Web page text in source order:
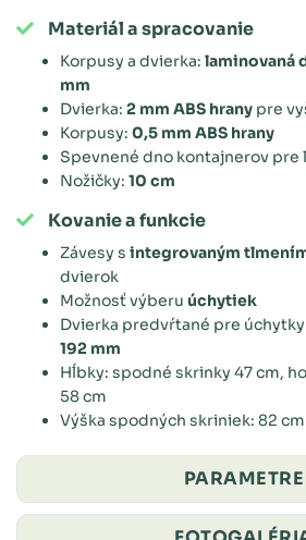
Materiál a spracovanie
Korpusy a dvierka: laminovaná
mm
Dvierka: 2 mm ABS hrany pre
Korpusy: 0,5 mm ABS hrany
Spevnené dno kontajnerov pre
Nožičky: 10 cm
Kovanie a funkcie
Závesy s integrovaným
dvierok
Možnosť výberu úchytiek
Dvierka predvŕtané pre
192 mm
Hĺbky: spodné skrinky 47 cm,
58 cm
Výška spodných skriniek: 82
PARAMETRE